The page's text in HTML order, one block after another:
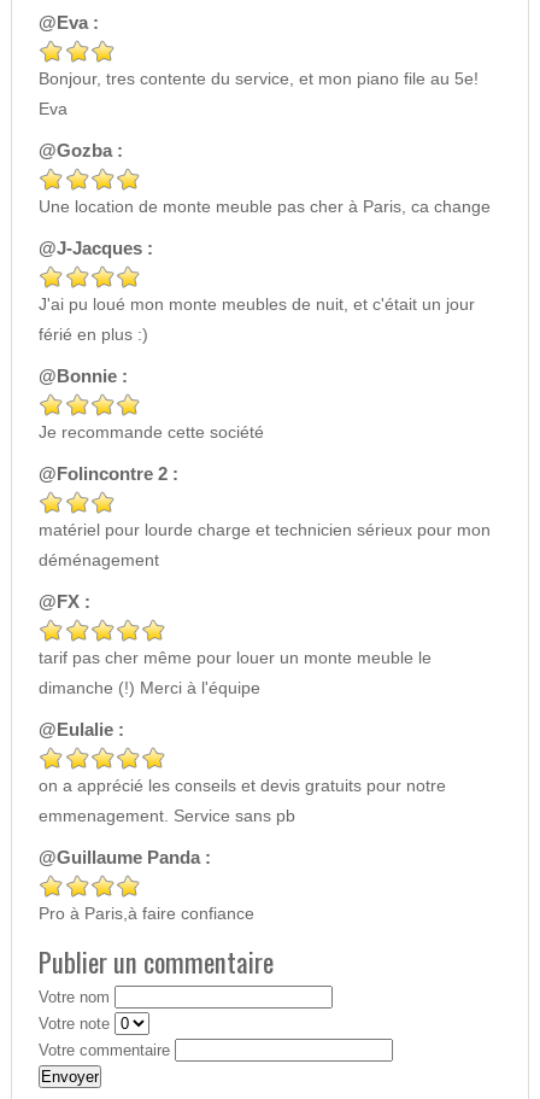
@Eva :
Bonjour, tres contente du service, et mon piano file au 5e!
Eva
@Gozba :
Une location de monte meuble pas cher à Paris, ca change
@J-Jacques :
J'ai pu loué mon monte meubles de nuit, et c'était un jour
férié en plus :)
@Bonnie :
Je recommande cette société
@Folincontre 2 :
matériel pour lourde charge et technicien sérieux pour mon
déménagement
@FX :
tarif pas cher même pour louer un monte meuble le
dimanche (!) Merci à l'équipe
@Eulalie :
on a apprécié les conseils et devis gratuits pour notre
emmenagement. Service sans pb
@Guillaume Panda :
Pro à Paris,à faire confiance
Publier un commentaire
Votre nom
Votre note
Votre commentaire